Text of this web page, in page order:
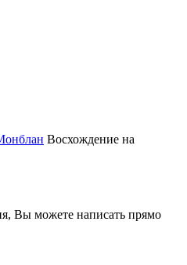
Восхождение на
Вы можете написать прямо